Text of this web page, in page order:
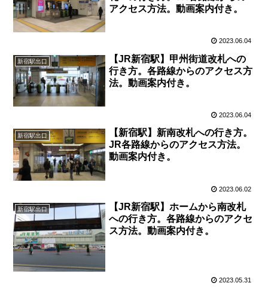
アクセス方法。動画案内付き。
2023.06.04
新宿駅出口
【JR新宿駅】甲州街道改札への
行き方。各路線からのアクセス方
法。動画案内付き。
2023.06.04
新宿駅出口
【新宿駅】新南改札への行き方。
JR各路線からのアクセス方法。
動画案内付き。
2023.06.02
新宿駅出口
【JR新宿駅】ホームから南改札
への行き方。各路線からのアクセ
ス方法。動画案内付き。
2023.05.31